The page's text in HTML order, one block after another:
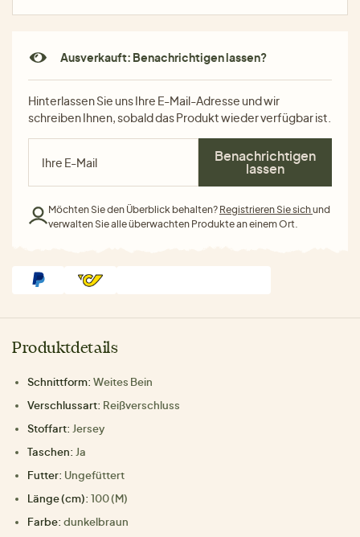
Ausverkauft: Benachrichtigen lassen?
Hinterlassen Sie uns Ihre E-Mail-Adresse und wir
schreiben Ihnen, sobald das Produkt wieder verfügbar ist.
Benachrichtigen
lassen
Möchten Sie den Überblick behalten? Registrieren Sie sichund
verwalten Sie alle überwachten Produkte an einem Ort.
Produktdetails
Schnittform: Weites Bein
Verschlussart: Reißverschluss
Stoffart: Jersey
Taschen: Ja
Futter: Ungefüttert
Länge (cm): 100 (M)
Farbe: dunkelbraun